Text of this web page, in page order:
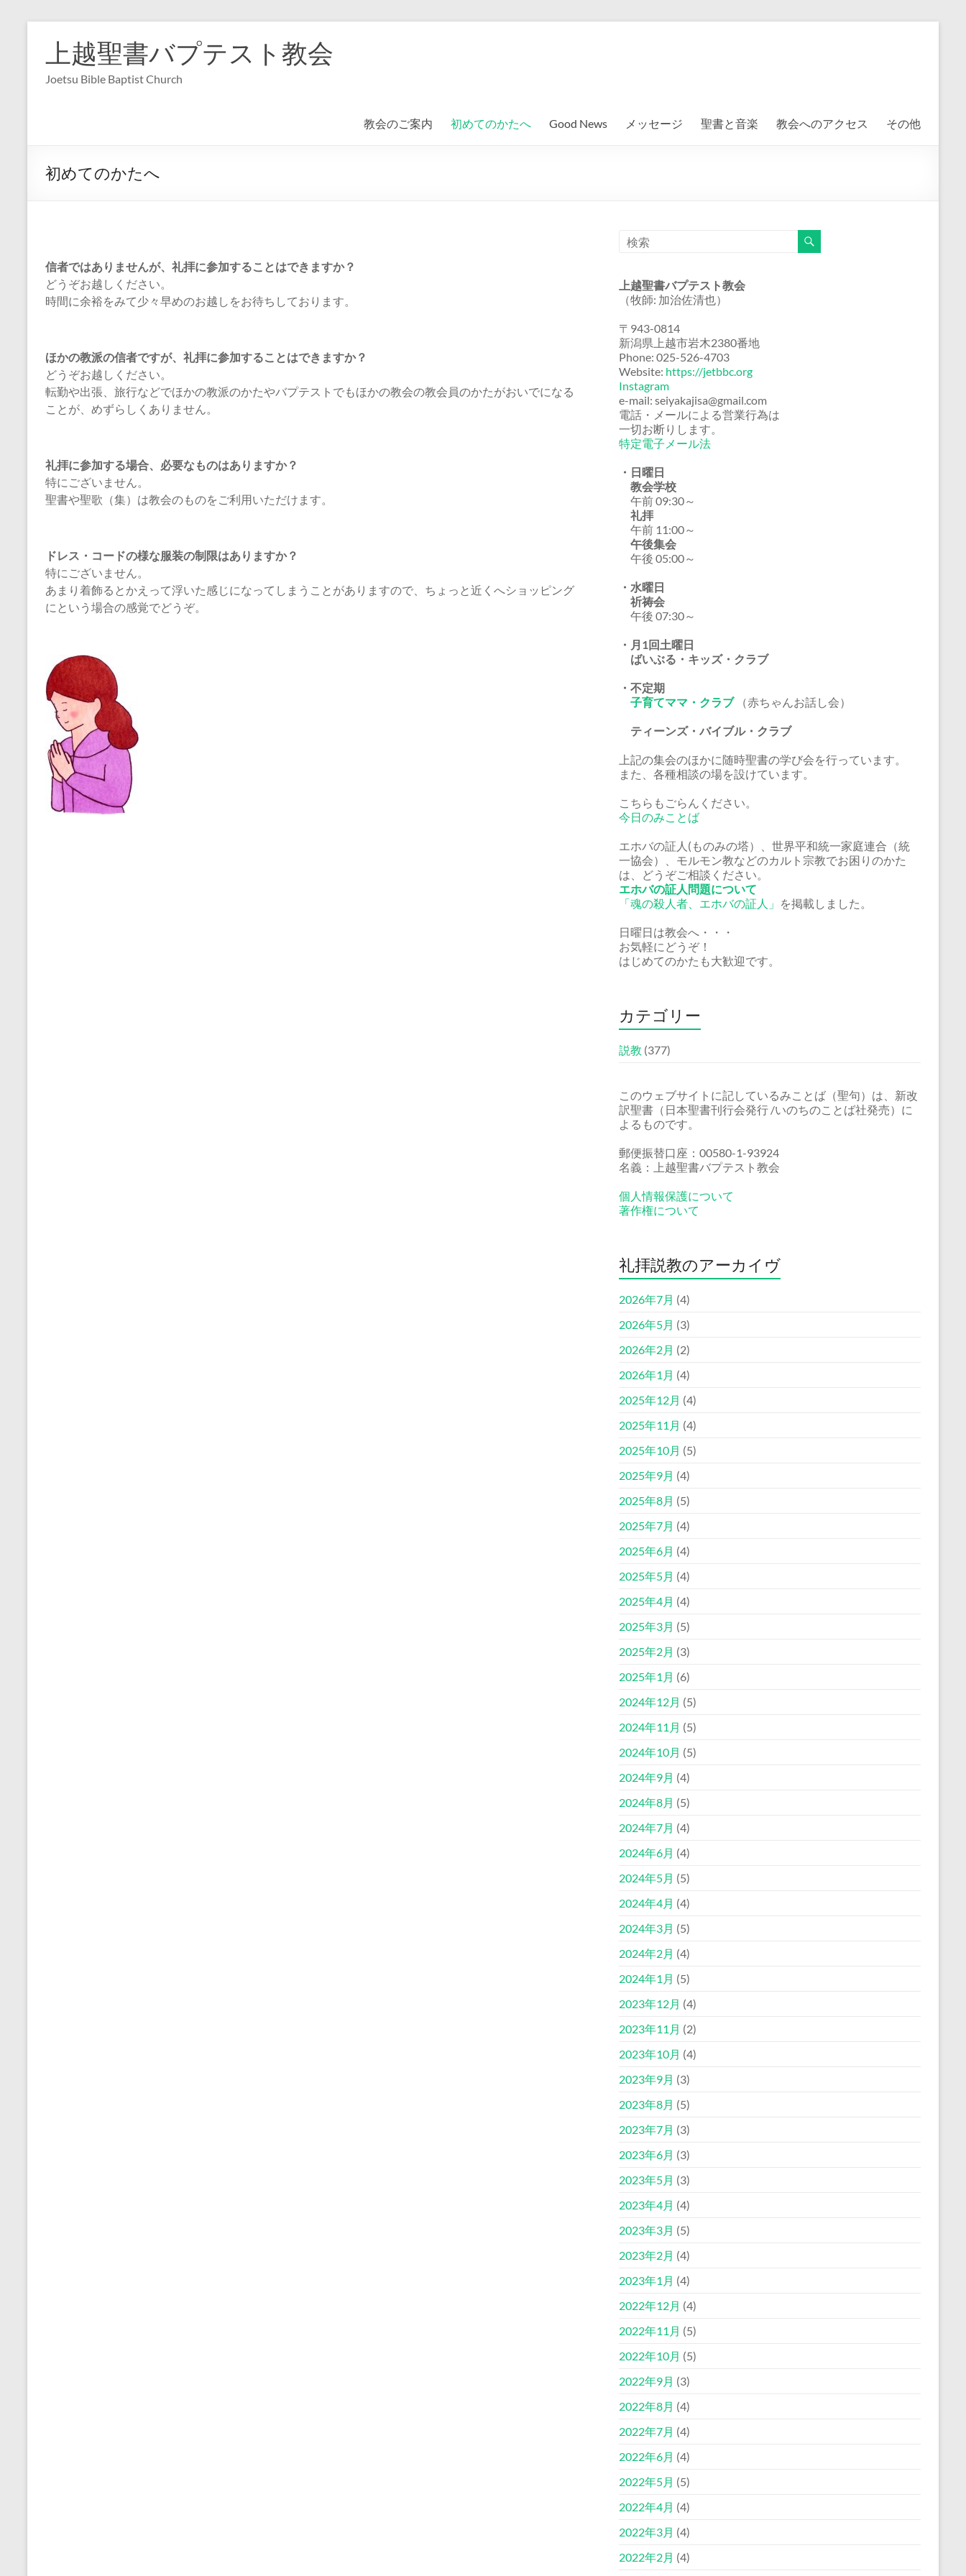
上越聖書バプテスト教会
Joetsu Bible Baptist Church
教会のご案内 初めてのかたへ Good News メッセージ 聖書と音楽 教会へのアクセス その他
初めてのかたへ
信者ではありませんが、礼拝に参加することはできますか？
どうぞお越しください。
時間に余裕をみて少々早めのお越しをお待ちしております。
ほかの教派の信者ですが、礼拝に参加することはできますか？
どうぞお越しください。
転勤や出張、旅行などでほかの教派のかたやバプテストでもほかの教会の教会員のかたがおいでになる
ことが、めずらしくありません。
礼拝に参加する場合、必要なものはありますか？
特にございません。
聖書や聖歌（集）は教会のものをご利用いただけます。
ドレス・コードの様な服装の制限はありますか？
特にございません。
あまり着飾るとかえって浮いた感じになってしまうことがありますので、ちょっと近くへショッピング
にという場合の感覚でどうぞ。
上越聖書バプテスト教会
（牧師: 加治佐清也）
〒943-0814
新潟県上越市岩木2380番地
Phone: 025-526-4703
Website: https://jetbbc.org
Instagram
e-mail: seiyakajisa@gmail.com
電話・メールによる営業行為は
一切お断りします。
特定電子メール法
・日曜日
教会学校
午前 09:30～
礼拝
午前 11:00～
午後集会
午後 05:00～
・水曜日
祈祷会
午後 07:30～
・月1回土曜日
ばいぶる・キッズ・クラブ
・不定期
子育てママ・クラブ（赤ちゃんお話し会）
ティーンズ・バイブル・クラブ
上記の集会のほかに随時聖書の学び会を行っています。
また、各種相談の場を設けています。
こちらもごらんください。
今日のみことば
エホバの証人(ものみの塔）、世界平和統一家庭連合（統
一協会）、モルモン教などのカルト宗教でお困りのかた
は、どうぞご相談ください。
エホバの証人問題について
「魂の殺人者、エホバの証人」 を掲載しました。
日曜日は教会へ・・・
お気軽にどうぞ！
はじめてのかたも大歓迎です。
カテゴリー
説教 (377)
このウェブサイトに記しているみことば（聖句）は、新改
訳聖書（日本聖書刊行会発行 /いのちのことば社発売）に
よるものです。
郵便振替口座：00580-1-93924
名義：上越聖書バプテスト教会
個人情報保護について
著作権について
礼拝説教のアーカイヴ
2026年7月 (4)
2026年5月 (3)
2026年2月 (2)
2026年1月 (4)
2025年12月 (4)
2025年11月 (4)
2025年10月 (5)
2025年9月 (4)
2025年8月 (5)
2025年7月 (4)
2025年6月 (4)
2025年5月 (4)
2025年4月 (4)
2025年3月 (5)
2025年2月 (3)
2025年1月 (6)
2024年12月 (5)
2024年11月 (5)
2024年10月 (5)
2024年9月 (4)
2024年8月 (5)
2024年7月 (4)
2024年6月 (4)
2024年5月 (5)
2024年4月 (4)
2024年3月 (5)
2024年2月 (4)
2024年1月 (5)
2023年12月 (4)
2023年11月 (2)
2023年10月 (4)
2023年9月 (3)
2023年8月 (5)
2023年7月 (3)
2023年6月 (3)
2023年5月 (3)
2023年4月 (4)
2023年3月 (5)
2023年2月 (4)
2023年1月 (4)
2022年12月 (4)
2022年11月 (5)
2022年10月 (5)
2022年9月 (3)
2022年8月 (4)
2022年7月 (4)
2022年6月 (4)
2022年5月 (5)
2022年4月 (4)
2022年3月 (4)
2022年2月 (4)